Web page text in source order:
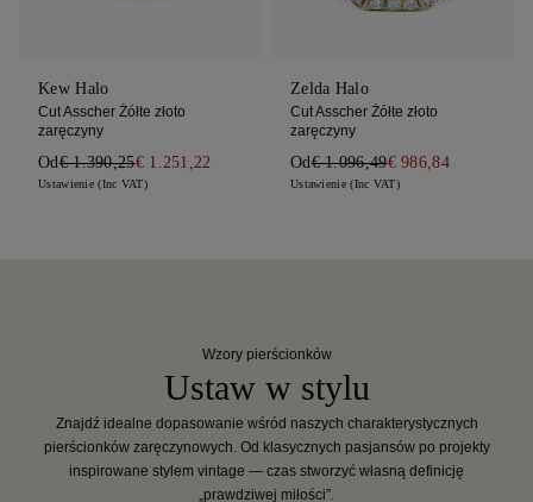
Kew Halo
Cut Asscher Żółte złoto
zaręczyny
Od€ 1.390,25€ 1.251,22
Ustawienie (Inc VAT)
Zelda Halo
Cut Asscher Żółte złoto
zaręczyny
Od€ 1.096,49€ 986,84
Ustawienie (Inc VAT)
Wzory pierścionków
Ustaw w stylu
Znajdź idealne dopasowanie wśród naszych charakterystycznych
pierścionków zaręczynowych. Od klasycznych pasjansów po projekty
inspirowane stylem vintage — czas stworzyć własną definicję
„prawdziwej miłości”.